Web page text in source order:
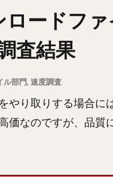
ードフ
査結果
ル部門, 速度調査
やり取りする場合に
価なのですが、品質